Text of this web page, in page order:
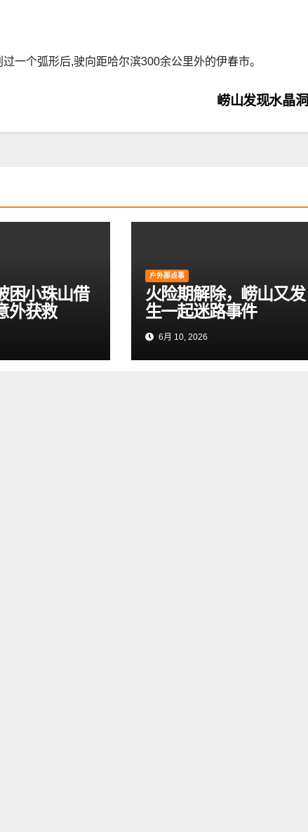
一个弧形后,驶向距哈尔滨300余公里外的伊春市。
崂山发现水晶洞
困小珠山借
外获救
户外那点事
火险期解除，崂山又发
生一起迷路事件
6月 10, 2026